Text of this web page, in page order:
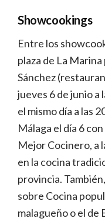
Showcookings
Entre los
plaza de La
Sánchez
jueves 6 de junio a
el mismo día a las
Málaga el día 6
Mejor Cocinero, a
en la cocina
provincia.
sobre Cocina
malagueño o el de